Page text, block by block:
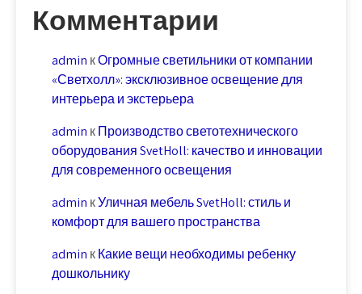
Комментарии
admin кОгромные светильники от компании
«Светхолл»: эксклюзивное освещение для
интерьера и экстерьера
admin кПроизводство светотехнического
оборудования SvetHoll: качество и инновации
для современного освещения
admin кУличная мебель SvetHoll: стиль и
комфорт для вашего пространства
admin кКакие вещи необходимы ребенку
дошкольнику